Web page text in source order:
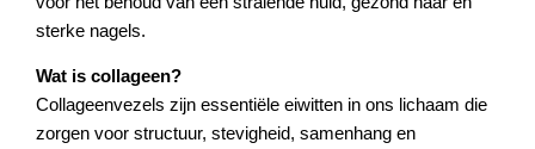
sterke nagels.
Wat is collageen?
Collageenvezels zijn essentiële eiwitten in ons lichaam die
zorgen voor structuur, stevigheid, samenhang en